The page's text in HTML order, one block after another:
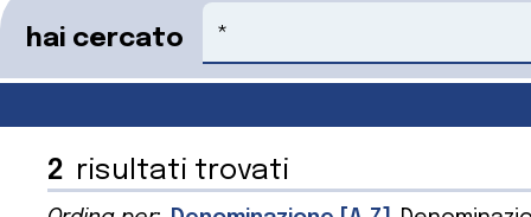
hai cercato
Cerca
2 risultati trovati